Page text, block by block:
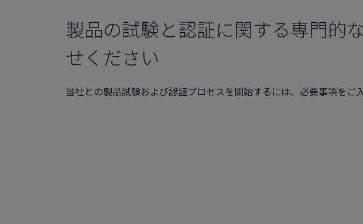
製品の試験と認証に関する専門的
せください
当社との製品試験および認証プロセスを開始するには、必要事項をご